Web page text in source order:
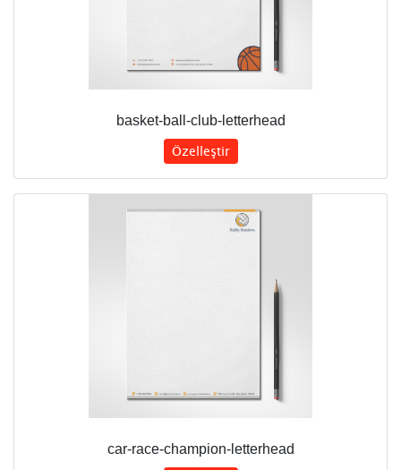
basket-ball-club-letterhead
Özelleştir
car-race-champion-letterhead